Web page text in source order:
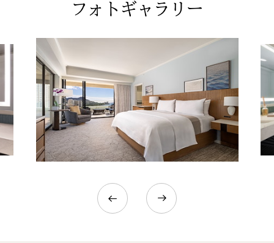
フォトギャラリー
前へ
次へ